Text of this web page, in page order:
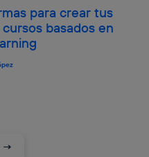
para crear tus
basados en
→